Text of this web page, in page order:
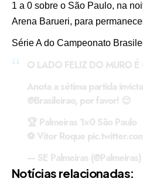
1 a 0 sobre o São Paulo, na
Arena Barueri, para
Série A do Campeonato
O LADO FELIZ DO MURO
Anota a sétima partida
@Brasileirao, por favor! 😌
🏆 Palmeiras 1×0 São Paulo
⚽ Vitor Roque
— SE Palmeiras (@Palmeiras)
Notícias relacionadas: